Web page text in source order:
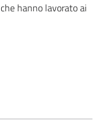
hanno lavorato ai